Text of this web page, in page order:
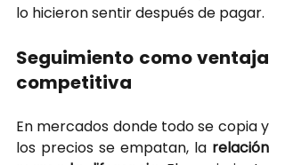
lo hicieron sentir después de pagar.
Seguimiento como ventaja
competitiva
En mercados donde todo se copia y
los precios se empatan, la relación